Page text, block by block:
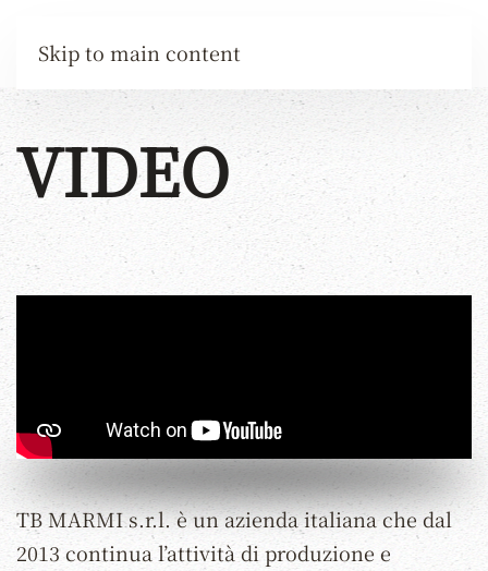
Skip to main content
VIDEO
TB MARMI s.r.l. è un azienda italiana che dal
2013 continua l’attività di produzione e